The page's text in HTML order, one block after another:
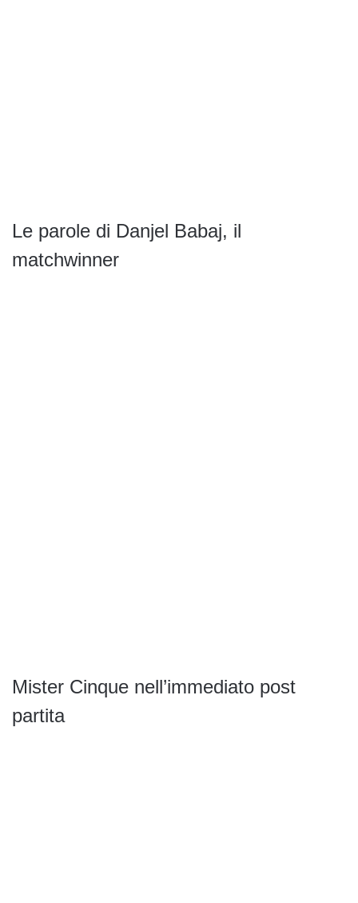
Le parole di Danjel Babaj, il
matchwinner
Mister Cinque nell’immediato post
partita